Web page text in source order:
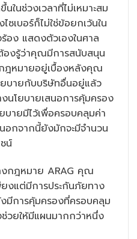
นช่วงเวลาที่ไม่เหมาะสม
เบอร์ก็ไม่ใช่ข้อยกเว้นใน
ง แสดงตัวเองในศาล
งรู้ว่าคุณมีการสนับสนุน
ฎหมายอยู่เบื้องหลังคุณ
บายกับบริษัทอื่นอยู่แล้ว
นโยบายเสนอการคุ้มครอง
ายมีไว้เพื่อครอบคลุมค่า
อกจากนี้ยังมักจะมีจำนวน
น์
งกฎหมาย ARAG คุณ
งแต่มีการประกันภัยทาง
การคุ้มครองที่ครอบคลุม
วยให้มีแผนมากกว่าหนึ่ง